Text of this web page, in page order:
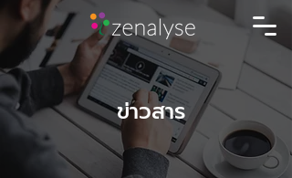
ข่าวสาร